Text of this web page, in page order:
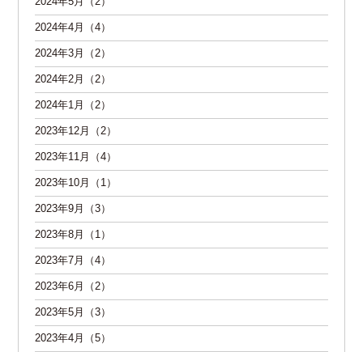
2024年4月（4）
2024年3月（2）
2024年2月（2）
2024年1月（2）
2023年12月（2）
2023年11月（4）
2023年10月（1）
2023年9月（3）
2023年8月（1）
2023年7月（4）
2023年6月（2）
2023年5月（3）
2023年4月（5）